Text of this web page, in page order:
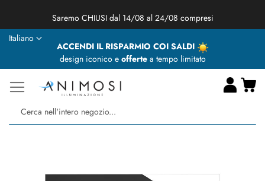
★ Animosi Illuminazione vi augura delle BUONE VACANZE ★
ACCENDI IL RISPARMIO COI SALDI
design iconico e offertea tempo limitato
Lingua
Italiano